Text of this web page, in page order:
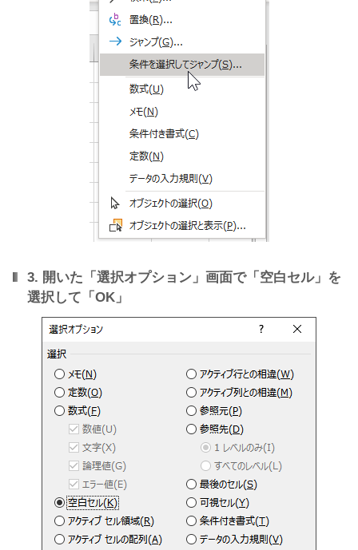
3. 開いた「選択オプション」画面で「空白セル」を
選択して「OK」